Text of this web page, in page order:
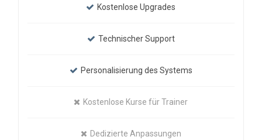
Kostenlose Upgrades
Technischer Support
Personalisierung des Systems
Kostenlose Kurse für Trainer
Dedizierte Anpassungen